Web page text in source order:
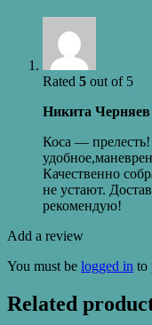
Rated 5 out of 5
Никита Черняев
Коса — прелесть!
Качественно
не устают.
рекомендую!
Add a review
You must be logged in to
Related